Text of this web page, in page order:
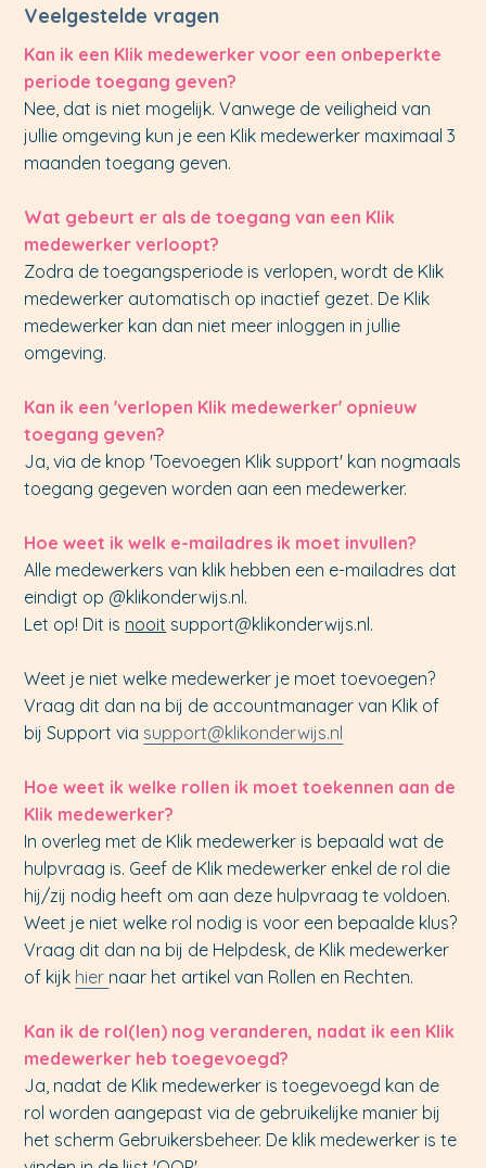
Veelgestelde vragen
Kan ik een Klik medewerker voor een onbeperkte
periode toegang geven?
Nee, dat is niet mogelijk. Vanwege de veiligheid van
jullie omgeving kun je een Klik medewerker maximaal 3
maanden toegang geven.
Wat gebeurt er als de toegang van een Klik
medewerker verloopt?
Zodra de toegangsperiode is verlopen, wordt de Klik
medewerker automatisch op inactief gezet. De Klik
medewerker kan dan niet meer inloggen in jullie
omgeving.
Kan ik een 'verlopen Klik medewerker' opnieuw
toegang geven?
Ja, via de knop 'Toevoegen Klik support' kan nogmaals
toegang gegeven worden aan een medewerker.
Hoe weet ik welk e-mailadres ik moet invullen?
Alle medewerkers van klik hebben een e-mailadres dat
eindigt op @klikonderwijs.nl.
Let op! Dit is nooit support@klikonderwijs.nl.
Weet je niet welke medewerker je moet toevoegen?
Vraag dit dan na bij de accountmanager van Klik of
bij Support via support@klikonderwijs.nl
Hoe weet ik welke rollen ik moet toekennen aan de
Klik medewerker?
In overleg met de Klik medewerker is bepaald wat de
hulpvraag is. Geef de Klik medewerker enkel de rol die
hij/zij nodig heeft om aan deze hulpvraag te voldoen.
Weet je niet welke rol nodig is voor een bepaalde klus?
Vraag dit dan na bij de Helpdesk, de Klik medewerker
of kijk hier naar het artikel van Rollen en Rechten.
Kan ik de rol(len) nog veranderen, nadat ik een Klik
medewerker heb toegevoegd?
Ja, nadat de Klik medewerker is toegevoegd kan de
rol worden aangepast via de gebruikelijke manier bij
het scherm Gebruikersbeheer. De klik medewerker is te